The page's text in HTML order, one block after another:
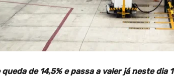
de 14,5% e passa a valer já neste dia